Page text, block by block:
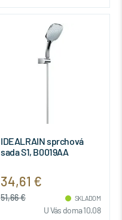
IDEALRAIN sprchová
sada S1, B0019AA
34,61 €
51,66 € SKLADOM
U Vás doma 10.08